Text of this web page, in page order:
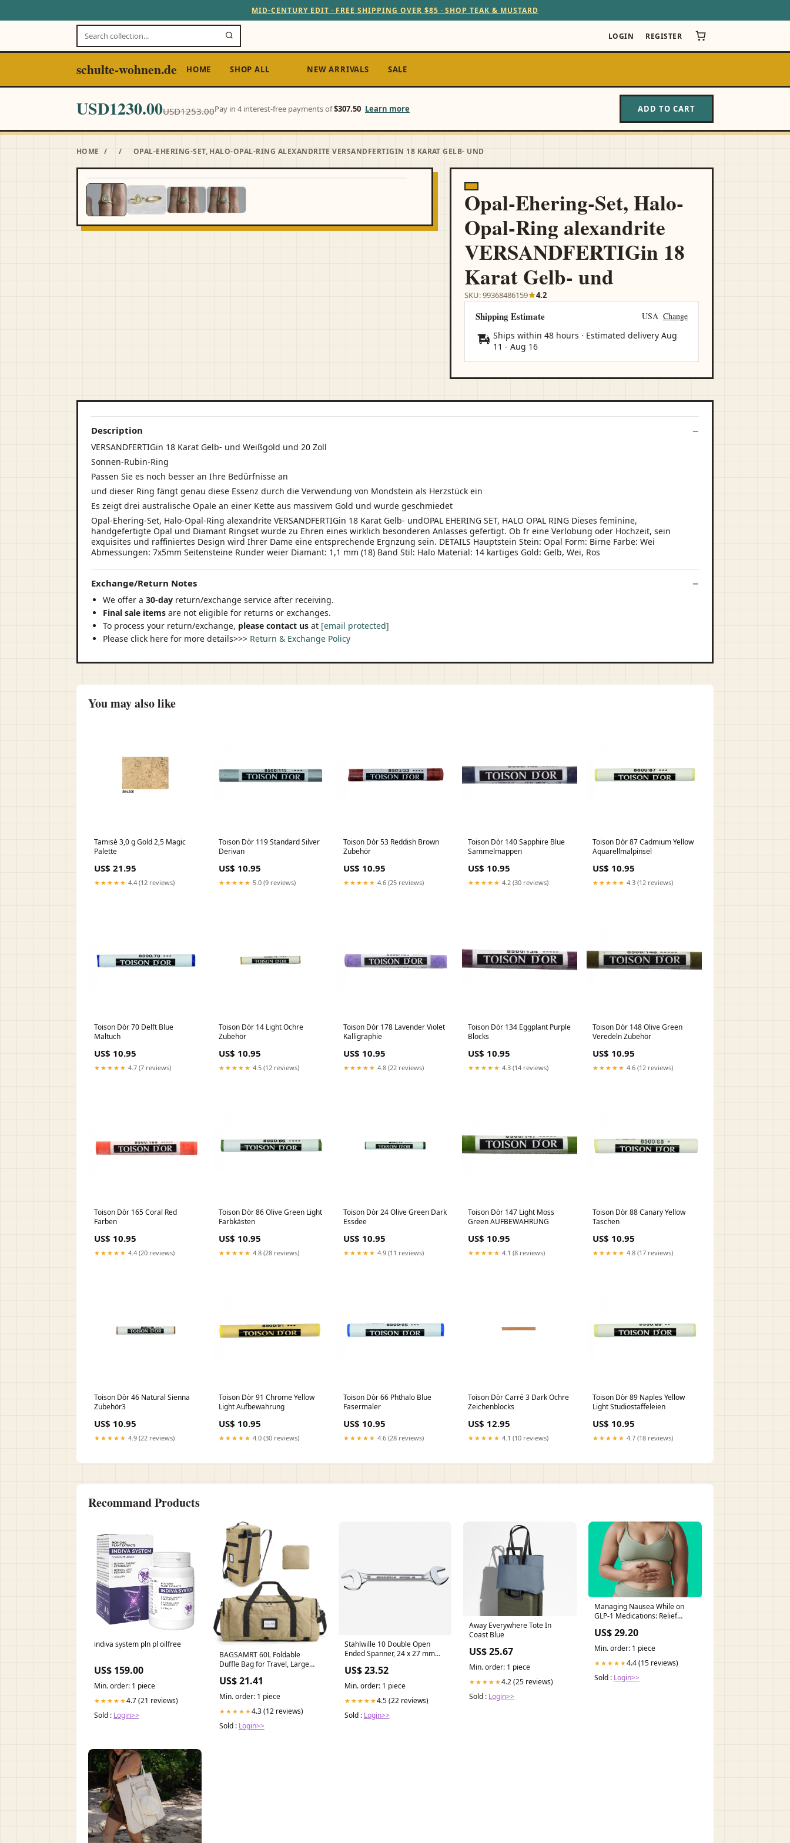
MID-CENTURY EDIT · FREE SHIPPING OVER $85 · SHOP TEAK & MUSTARD
LOGIN REGISTER
schulte-wohnen.de HOME SHOP ALL NEW ARRIVALS SALE
USD1230.00USD1253.00Pay in 4 interest-free payments of$307.50 Learn more ADD TO CART
HOME / / OPAL-EHERING-SET, HALO-OPAL-RING ALEXANDRITE VERSANDFERTIG IN 18 KARAT GELB- UND
Opal-Ehering-Set, Halo-
Opal-Ring alexandrite
VERSANDFERTIG in 18
Karat Gelb- und
SKU: 99368486159 4.2
Shipping Estimate USA Change
Ships within 48 hours · Estimated deliveryAug
11 -Aug 16
Description
VERSANDFERTIG in 18 Karat Gelb- und Weißgold und 20 Zoll
Sonnen-Rubin-Ring
Passen Sie es noch besser an Ihre Bedürfnisse an
und dieser Ring fängt genau diese Essenz durch die Verwendung von Mondstein als Herzstück ein
Es zeigt drei australische Opale an einer Kette aus massivem Gold und wurde geschmiedet
Opal-Ehering-Set, Halo-Opal-Ring alexandrite VERSANDFERTIG in 18 Karat Gelb- undOPAL EHERING SET, HALO OPAL RING Dieses feminine,
handgefertigte Opal und Diamant Ringset wurde zu Ehren eines wirklich besonderen Anlasses gefertigt. Ob fr eine Verlobung oder Hochzeit, sein
exquisites und raffiniertes Design wird Ihrer Dame eine entsprechende Ergnzung sein. DETAILS Hauptstein Stein: Opal Form: Birne Farbe: Wei
Abmessungen: 7x5mm Seitensteine Runder weier Diamant: 1,1 mm (18) Band Stil: Halo Material: 14 kartiges Gold: Gelb, Wei, Ros
Exchange/Return Notes
We offer a 30-day return/exchange service after receiving.
Final sale items are not eligible for returns or exchanges.
To process your return/exchange, please contact us at [email protected]
Please click here for more details>>> Return & Exchange Policy
You may also like
Tamisè 3,0 g Gold 2,5 Magic
Palette
US$ 21.95
★★★★★ 4.4 (12 reviews)
Toison Dòr 119 Standard Silver
Derivan
US$ 10.95
★★★★★ 5.0 (9 reviews)
Toison Dòr 53 Reddish Brown
Zubehör
US$ 10.95
★★★★★ 4.6 (25 reviews)
Toison Dòr 140 Sapphire Blue
Sammelmappen
US$ 10.95
★★★★★ 4.2 (30 reviews)
Toison Dòr 87 Cadmium Yellow
Aquarellmalpinsel
US$ 10.95
★★★★★ 4.3 (12 reviews)
Toison Dòr 70 Delft Blue
Maltuch
US$ 10.95
★★★★★ 4.7 (7 reviews)
Toison Dòr 14 Light Ochre
Zubehör
US$ 10.95
★★★★★ 4.5 (12 reviews)
Toison Dòr 178 Lavender Violet
Kalligraphie
US$ 10.95
★★★★★ 4.8 (22 reviews)
Toison Dòr 134 Eggplant Purple
Blocks
US$ 10.95
★★★★★ 4.3 (14 reviews)
Toison Dòr 148 Olive Green
Veredeln Zubehör
US$ 10.95
★★★★★ 4.6 (12 reviews)
Toison Dòr 165 Coral Red
Farben
US$ 10.95
★★★★★ 4.4 (20 reviews)
Toison Dòr 86 Olive Green Light
Farbkästen
US$ 10.95
★★★★★ 4.8 (28 reviews)
Toison Dòr 24 Olive Green Dark
Essdee
US$ 10.95
★★★★★ 4.9 (11 reviews)
Toison Dòr 147 Light Moss
Green AUFBEWAHRUNG
US$ 10.95
★★★★★ 4.1 (8 reviews)
Toison Dòr 88 Canary Yellow
Taschen
US$ 10.95
★★★★★ 4.8 (17 reviews)
Toison Dòr 46 Natural Sienna
Zubehör3
US$ 10.95
★★★★★ 4.9 (22 reviews)
Toison Dòr 91 Chrome Yellow
Light Aufbewahrung
US$ 10.95
★★★★★ 4.0 (30 reviews)
Toison Dòr 66 Phthalo Blue
Fasermaler
US$ 10.95
★★★★★ 4.6 (28 reviews)
Toison Dòr Carré 3 Dark Ochre
Zeichenblocks
US$ 12.95
★★★★★ 4.1 (10 reviews)
Toison Dòr 89 Naples Yellow
Light Studiostaffeleien
US$ 10.95
★★★★★ 4.7 (18 reviews)
Recommand Products
indiva system pln pl oilfree
US$ 159.00
Min. order: 1 piece
★★★★★4.7 (21 reviews)
Sold : Login>>
BAGSAMRT 60L Foldable
Duffle Bag for Travel, Large
1 Travel Backpack, Carry on
Weekender Bag, Light Brown
US$ 21.41
Min. order: 1 piece
★★★★★4.3 (12 reviews)
Sold : Login>>
Stahlwille 10 Double Open
Ended Spanner, 24 x 27 mm
US$ 23.52
Min. order: 1 piece
★★★★★4.5 (22 reviews)
Sold : Login>>
Away Everywhere Tote In
Coast Blue
US$ 25.67
Min. order: 1 piece
★★★★★4.2 (25 reviews)
Sold : Login>>
Managing Nausea While on
GLP-1 Medications: Relief
Revolution
US$ 29.20
Min. order: 1 piece
★★★★★4.4 (15 reviews)
Sold : Login>>